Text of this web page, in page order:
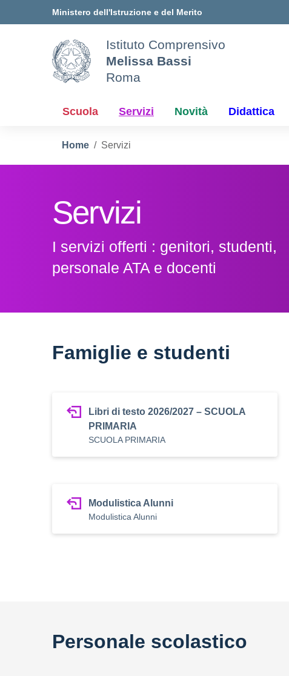
Ministero dell'Istruzione e del Merito
Istituto Comprensivo
Melissa Bassi
Roma
Scuola Servizi Novità Didattica
Home Servizi
Servizi
I servizi offerti : genitori, studenti,
personale ATA e docenti
Famiglie e studenti
Libri di testo 2026/2027 – SCUOLA
PRIMARIA
SCUOLA PRIMARIA
Modulistica Alunni
Modulistica Alunni
Personale scolastico